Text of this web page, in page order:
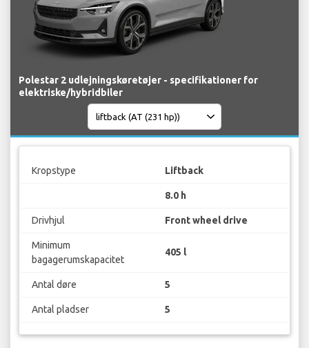
Polestar 2 udlejningskøretøjer - specifikationer for
elektriske/hybridbiler
Kropstype Liftback
8.0 h
Drivhjul Front wheel drive
Minimum
bagagerumskapacitet
405 l
Antal døre 5
Antal pladser 5